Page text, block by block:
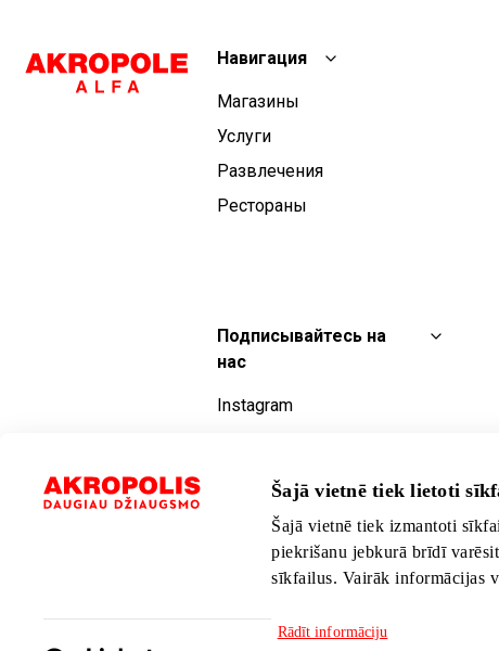
Šajā vietnē tiek lietoti
Šajā vietnē tiek izmantoti
piekrišanu jebkurā brīdī
sīkfailus. Vairāk informācijas
Rādīt informāciju
Навигация
Магазины
Услуги
Развлечения
Рестораны
Подписывайтесь на
нас
Instagram
YouTube